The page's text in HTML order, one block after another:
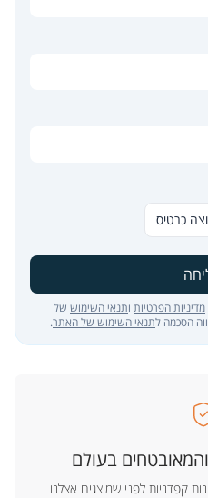
כרטיס
מדיניות הפרטיות ותנאי השימוש של
תנאי השימוש של האתר.
בעולם
קפדניות לפני שמוצגים אצלנו